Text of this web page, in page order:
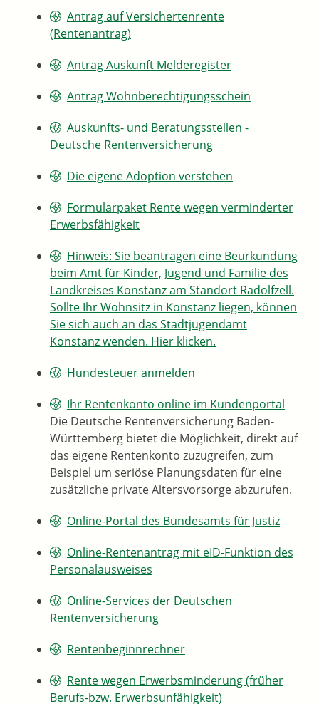
Antrag auf Versichertenrente
(Rentenantrag)
Antrag Auskunft Melderegister
Antrag Wohnberechtigungsschein
Auskunfts- und Beratungsstellen -
Deutsche Rentenversicherung
Die eigene Adoption verstehen
Formularpaket Rente wegen verminderter
Erwerbsfähigkeit
Hinweis: Sie beantragen eine Beurkundung
beim Amt für Kinder, Jugend und Familie des
Landkreises Konstanz am Standort Radolfzell.
Sollte Ihr Wohnsitz in Konstanz liegen, können
Sie sich auch an das Stadtjugendamt
Konstanz wenden. Hier klicken.
Hundesteuer anmelden
Ihr Rentenkonto online im Kundenportal
Die Deutsche Rentenversicherung Baden-
Württemberg bietet die Möglichkeit, direkt auf
das eigene Rentenkonto zuzugreifen, zum
Beispiel um seriöse Planungsdaten für eine
zusätzliche private Altersvorsorge abzurufen.
Online-Portal des Bundesamts für Justiz
Online-Rentenantrag mit eID-Funktion des
Personalausweises
Online-Services der Deutschen
Rentenversicherung
Rentenbeginnrechner
Rente wegen Erwerbsminderung (früher
Berufs-bzw. Erwerbsunfähigkeit)